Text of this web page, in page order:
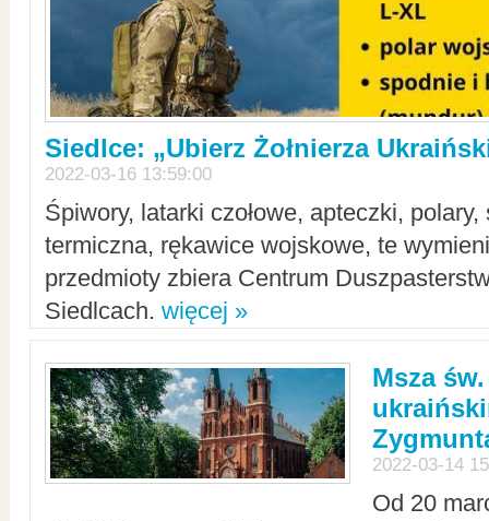
Siedlce: „Ubierz Żołnierza
2022-03-16 13:59:00
Śpiwory, latarki czołowe, apteczki,
termiczna, rękawice wojskowe, te
przedmioty zbiera Centrum
Siedlcach. więcej »
Msza
2022-03-14
Od 20